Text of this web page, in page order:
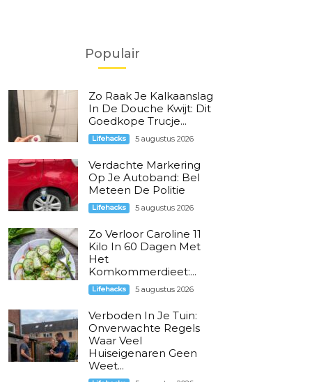
Populair
Zo Raak Je Kalkaanslag
In De Douche Kwijt: Dit
Goedkope Trucje...
Lifehacks 5 augustus 2026
Verdachte Markering
Op Je Autoband: Bel
Meteen De Politie
Lifehacks 5 augustus 2026
Zo Verloor Caroline 11
Kilo In 60 Dagen Met
Het
Komkommerdieet:...
Lifehacks 5 augustus 2026
Verboden In Je Tuin:
Onverwachte Regels
Waar Veel
Huiseigenaren Geen
Weet...